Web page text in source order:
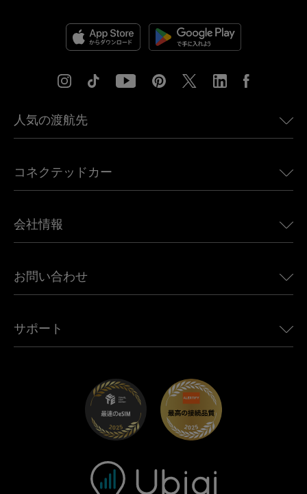
人気の渡航先
ヨーロッパ向けeSIM
カナダ向けeSIM
アフリカ向けeSIM
すべての目的地を見る
コネクテッドカー
Land Rover向けUbigi
Jeep向けUbigi
Mini向けUbigi
Maserati向けUbigi
会社情報
Ubigi関連プレス
Ubigiアプリ
お問い合わせ
アフェリエイトプログラム
サポート
トラブルシューティング
ヘルプセンター
お問い合わせ先